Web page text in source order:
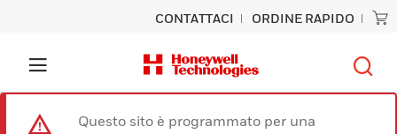
CONTATTACI ORDINE RAPIDO
Questo sito è programmato per una